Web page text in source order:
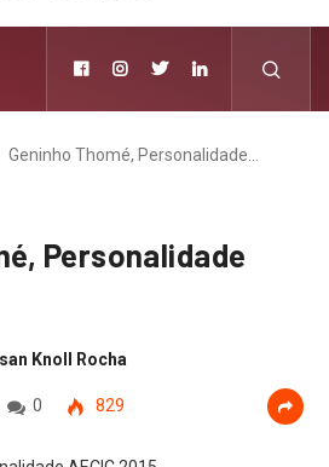
Geninho Thomé, Personalidade…
Personalidade
Knoll Rocha
0 829